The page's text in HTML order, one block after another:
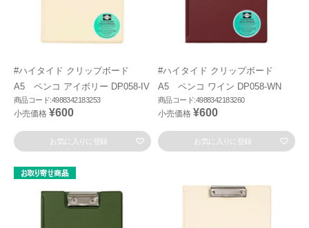
#ハイタイド クリップボード
A5 ペンコ アイボリー DP058-IV
商品コード:4988342183253
小売価格 ¥600
お気に入りに登録
#ハイタイド クリップボード
A5 ペンコ ワイン DP058-WN
商品コード:4988342183260
小売価格 ¥600
お気に入りに登録